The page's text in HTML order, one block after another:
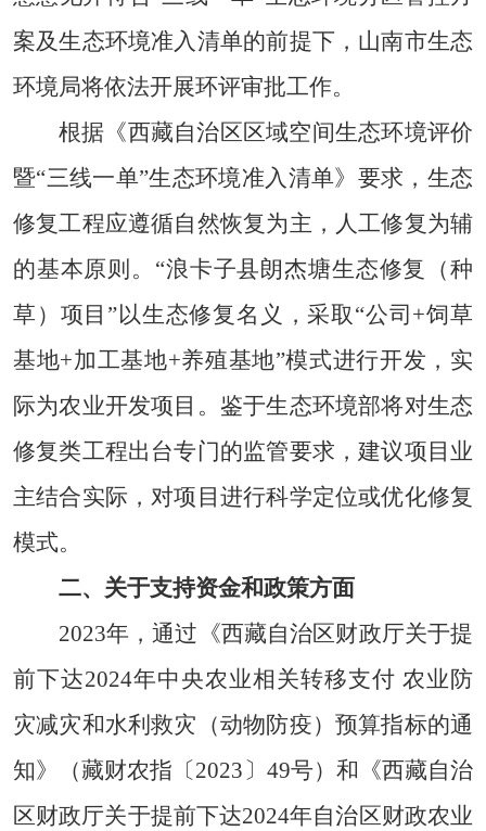
案及生态环境准入清单的前提下，山南市生态
环境局将依法开展环评审批工作。
根据《西藏自治区区域空间生态环境评价
暨“三线一单”生态环境准入清单》要求，生态
修复工程应遵循自然恢复为主，人工修复为辅
的基本原则。“浪卡子县朗杰塘生态修复（种
草）项目”以生态修复名义，采取“公司+饲草
基地+加工基地+养殖基地”模式进行开发，实
际为农业开发项目。鉴于生态环境部将对生态
修复类工程出台专门的监管要求，建议项目业
主结合实际，对项目进行科学定位或优化修复
模式。
二、关于支持资金和政策方面
2023年，通过《西藏自治区财政厅关于提
前下达2024年中央农业相关转移支付 农业防
灾减灾和水利救灾（动物防疫）预算指标的通
知》
（藏财农指〔2023〕49号）和《西藏自治
区财政厅关于提前下达2024年自治区财政农业